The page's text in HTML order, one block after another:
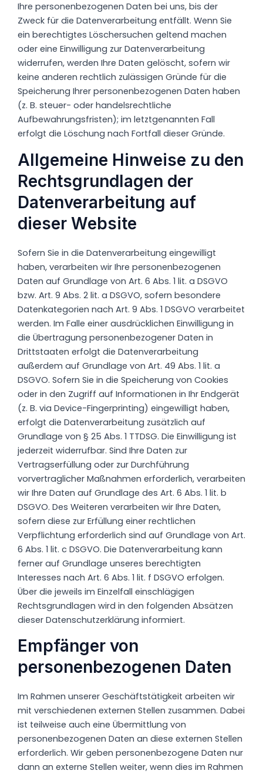
Ihre personenbezogenen Daten bei uns, bis der
Zweck für die Datenverarbeitung entfällt. Wenn Sie
ein berechtigtes Löschersuchen geltend machen
oder eine Einwilligung zur Datenverarbeitung
widerrufen, werden Ihre Daten gelöscht, sofern wir
keine anderen rechtlich zulässigen Gründe für die
Speicherung Ihrer personenbezogenen Daten haben
(z. B. steuer- oder handelsrechtliche
Aufbewahrungsfristen); im letztgenannten Fall
erfolgt die Löschung nach Fortfall dieser Gründe.
Allgemeine Hinweise zu den
Rechtsgrundlagen der
Datenverarbeitung auf
dieser Website
Sofern Sie in die Datenverarbeitung eingewilligt
haben, verarbeiten wir Ihre personenbezogenen
Daten auf Grundlage von Art. 6 Abs. 1 lit. a DSGVO
bzw. Art. 9 Abs. 2 lit. a DSGVO, sofern besondere
Datenkategorien nach Art. 9 Abs. 1 DSGVO verarbeitet
werden. Im Falle einer ausdrücklichen Einwilligung in
die Übertragung personenbezogener Daten in
Drittstaaten erfolgt die Datenverarbeitung
außerdem auf Grundlage von Art. 49 Abs. 1 lit. a
DSGVO. Sofern Sie in die Speicherung von Cookies
oder in den Zugriff auf Informationen in Ihr Endgerät
(z. B. via Device-Fingerprinting) eingewilligt haben,
erfolgt die Datenverarbeitung zusätzlich auf
Grundlage von § 25 Abs. 1 TTDSG. Die Einwilligung ist
jederzeit widerrufbar. Sind Ihre Daten zur
Vertragserfüllung oder zur Durchführung
vorvertraglicher Maßnahmen erforderlich, verarbeiten
wir Ihre Daten auf Grundlage des Art. 6 Abs. 1 lit. b
DSGVO. Des Weiteren verarbeiten wir Ihre Daten,
sofern diese zur Erfüllung einer rechtlichen
Verpflichtung erforderlich sind auf Grundlage von Art.
6 Abs. 1 lit. c DSGVO. Die Datenverarbeitung kann
ferner auf Grundlage unseres berechtigten
Interesses nach Art. 6 Abs. 1 lit. f DSGVO erfolgen.
Über die jeweils im Einzelfall einschlägigen
Rechtsgrundlagen wird in den folgenden Absätzen
dieser Datenschutzerklärung informiert.
Empfänger von
personenbezogenen Daten
Im Rahmen unserer Geschäftstätigkeit arbeiten wir
mit verschiedenen externen Stellen zusammen. Dabei
ist teilweise auch eine Übermittlung von
personenbezogenen Daten an diese externen Stellen
erforderlich. Wir geben personenbezogene Daten nur
dann an externe Stellen weiter, wenn dies im Rahmen